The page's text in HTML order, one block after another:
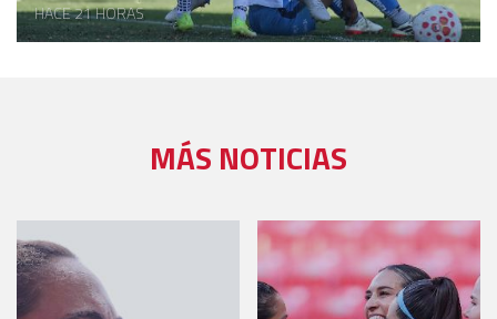
HACE 21 HORAS
MÁS NOTICIAS